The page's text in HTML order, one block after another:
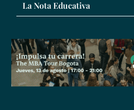
La Nota Educativa